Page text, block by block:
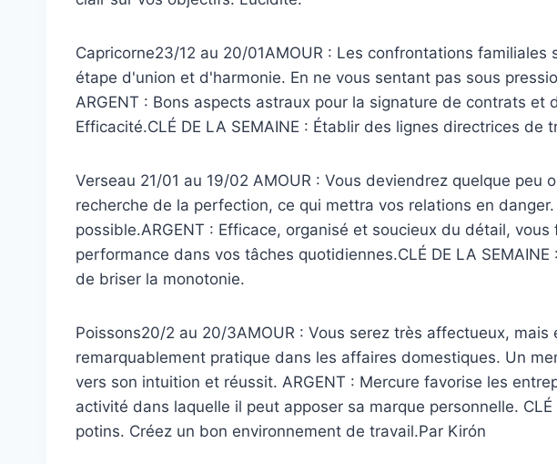
Capricorne23/12 au 20/01AMOUR : Les confrontations
étape d'union et d'harmonie. En ne vous sentant pas sous
ARGENT : Bons aspects astraux pour la signature de contrats et
Efficacité.CLÉ DE LA SEMAINE : Établir des lignes directrices de
Verseau 21/01 au 19/02 AMOUR : Vous deviendrez quelque peu
recherche de la perfection, ce qui mettra vos relations en
possible.ARGENT : Efficace, organisé et soucieux du détail,
performance dans vos tâches quotidiennes.CLÉ DE LA
de briser la monotonie.
Poissons20/2 au 20/3AMOUR : Vous serez très affectueux, mais
remarquablement pratique dans les affaires domestiques. Un
vers son intuition et réussit. ARGENT : Mercure favorise les
activité dans laquelle il peut apposer sa marque personnelle. CLÉ
potins. Créez un bon environnement de travail.Par Kirón